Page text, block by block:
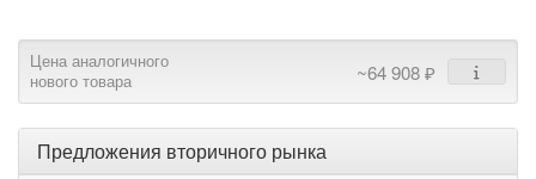
Цена аналогичного
нового товара
~64 908 ₽
Предложения вторичного рынка